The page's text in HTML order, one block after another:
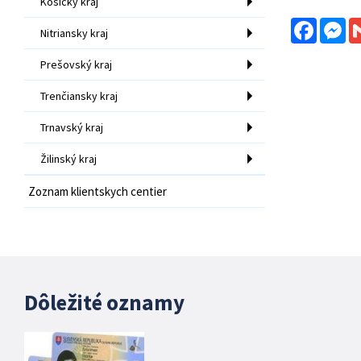
Nitriansky kraj
Prešovský kraj
Trenčiansky kraj
Trnavský kraj
Žilinský kraj
Zoznam klientskych centier
Dôležité oznamy